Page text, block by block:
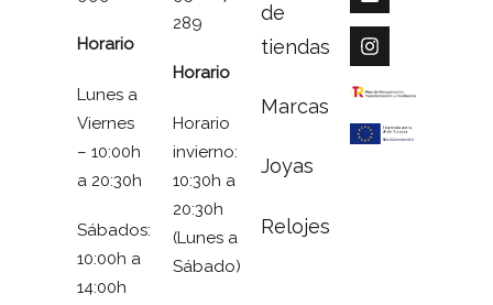
Horario
Lunes a
Viernes
– 10:00h
a 20:30h
Sábados:
10:00h a
14:00h
289
Horario
Horario
invierno:
10:30h a
20:30h
(Lunes a
Sábado)
de
tiendas
Marcas
Joyas
Relojes